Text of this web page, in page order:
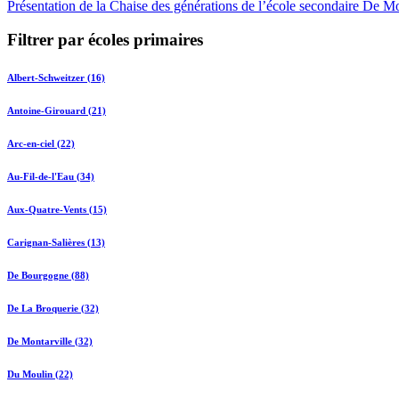
Présentation de la Chaise des générations de l’école secondaire De
Filtrer par écoles primaires
Albert-Schweitzer (16)
Antoine-Girouard (21)
Arc-en-ciel (22)
Au-Fil-de-l'Eau (34)
Aux-Quatre-Vents (15)
Carignan-Salières (13)
De Bourgogne (88)
De La Broquerie (32)
De Montarville (32)
Du Moulin (22)